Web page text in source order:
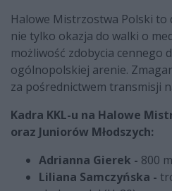
Halowe Mistrzostwa Polski to
nie tylko okazja do walki o
możliwość zdobycia cennego
ogólnopolskiej arenie.
za pośrednictwem transmisji
Kadra KKL-u na Halowe
oraz Juniorów Młodszych:
Adrianna Gierek - 800
Liliana Samczyńska -